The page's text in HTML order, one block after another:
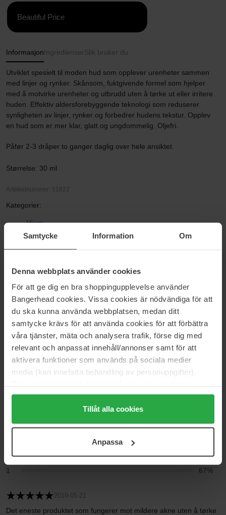
Samtycke Information Om
Denna webbplats använder cookies
För att ge dig en bra shoppingupplevelse använder
Bangerhead cookies. Vissa cookies är nödvändiga för att
du ska kunna använda webbplatsen, medan ditt
samtycke krävs för att använda cookies för att förbättra
våra tjänster, mäta och analysera trafik, förse dig med
relevant och anpassat innehåll/annonser samt för att
aktivera funktioner som används på sociala medier
media (kan innefatta behandling av personuppgifter).
Genom att trycka på "Tillåt alla cookies" accepterar du
alla cookies, medan du under "Detaljer" kan anpassa
användningen av cookies. Du kan när som helst återkalla
samt vår Integritetspolicy.
Tillåt alla cookies
Anpassa
Beautiful Price
Informasjon Ingredienser Slik bruker du
Utviklet spesielt til moden hud som opplever urenheter sammen
med linjer og rynker. Skånsom, fuktgivende formel som hjelper
med å motvirke urenheter og utbrudd uten å tørke ut eller irritere
huden. Effektiv aldersforebyggende teknologi som reduserer
synligheten av linjer, rynker og forbedrer hudens tekstur. Opplev
en hud som er mer klar, glatt og ungdommelig. Oljefri.
Påfør 2-3 dråper to ganger daglig over hele ansiktet.
Størrelse: 30 ml
Artikkelnummer: 51622
Kategorier:
Hjem
Hudpleie
Anmeldelser (3)
2.3
0%
0%
1
67%
2019-05-21
Det eneste produktet som fungerer mot mildere akne uten å tørke